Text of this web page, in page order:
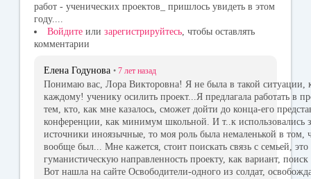
работ - ученических проектов_ пришлось увидеть в этом
году....
Войдите или зарегистрируйтесь , чтобы оставлять
комментарии
Елена Годунова • 7 лет назад
Понимаю вас, Лора Викторовна! Я не была в такой ситуации,
каждому! ученику осилить проект...Я предлагала работать в
тем, кто, как мне казалось, сможет дойти до конца-его
конференции, как минимум школьной. И т..к использовались
источники иноязычные, то моя роль была немаленькой в том,
вообще был... Мне кажется, стоит поискать связь с семьей,
гуманистическую направленность проекту, как вариант,
Вот нашла на сайте Освободители-одного из солдат,